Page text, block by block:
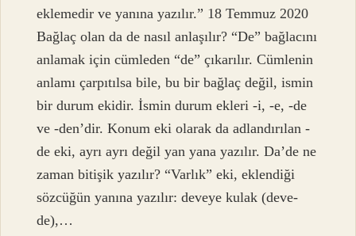
eklemedir ve yanına yazılır.” 18 Temmuz 2020
Bağlaç olan da de nasıl anlaşılır? “De” bağlacını
anlamak için cümleden “de” çıkarılır. Cümlenin
anlamı çarpıtılsa bile, bu bir bağlaç değil, ismin
bir durum ekidir. İsmin durum ekleri -i, -e, -de
ve -den’dir. Konum eki olarak da adlandırılan -
de eki, ayrı ayrı değil yan yana yazılır. Da’de ne
zaman bitişik yazılır? “Varlık” eki, eklendiği
sözcüğün yanına yazılır: deveye kulak (deve-
de),…